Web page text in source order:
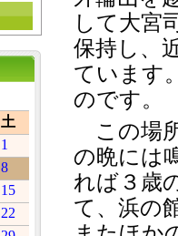
して大宮
保持し、
ています
のです。
この場
の晩には
れば３歳
て、浜の
土
1
8
15
22